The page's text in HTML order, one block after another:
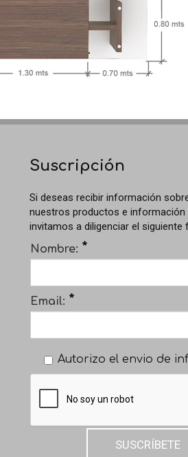
Suscripción
Si deseas recibir información
nuestros productos e información
invitamos a diligenciar el siguiente
Nombre: *
Email: *
Autorizo el envio de
SUSCRÍBETE